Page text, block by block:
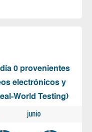
0 provenientes
electrónicos y
World Testing)
junio